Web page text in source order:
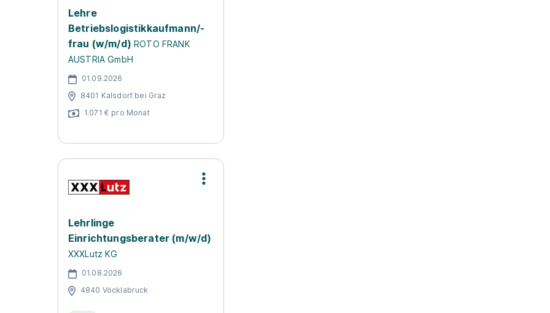
Lehre
Betriebslogistikkaufmann/-
frau (w/m/d) ROTO FRANK
AUSTRIA GmbH
01.09.2026
8401 Kalsdorf bei Graz
1.071 € pro Monat
Lehrlinge
Einrichtungsberater (m/w/d)
XXXLutz KG
01.08.2026
4840 Vöcklabruck